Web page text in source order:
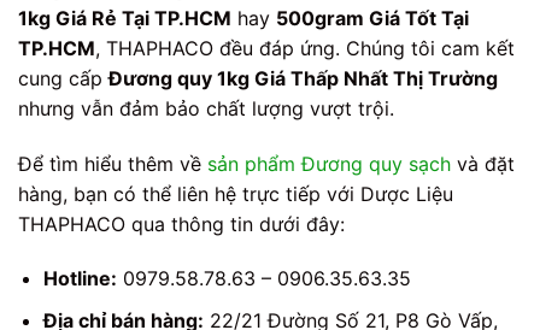
1kg Giá Rẻ Tại TP.HCM hay 500gram Giá Tốt Tại
TP.HCM, THAPHACO đều đáp ứng. Chúng tôi cam kết
cung cấpĐương quy 1kg Giá Thấp Nhất Thị Trường
nhưng vẫn đảm bảo chất lượng vượt trội.
Để tìm hiểu thêm về sản phẩm Đương quy sạch và đặt
hàng, bạn có thể liên hệ trực tiếp với Dược Liệu
THAPHACO qua thông tin dưới đây:
Hotline: 0979.58.78.63 – 0906.35.63.35
Địa chỉ bán hàng: 22/21 Đường Số 21, P8 Gò Vấp,